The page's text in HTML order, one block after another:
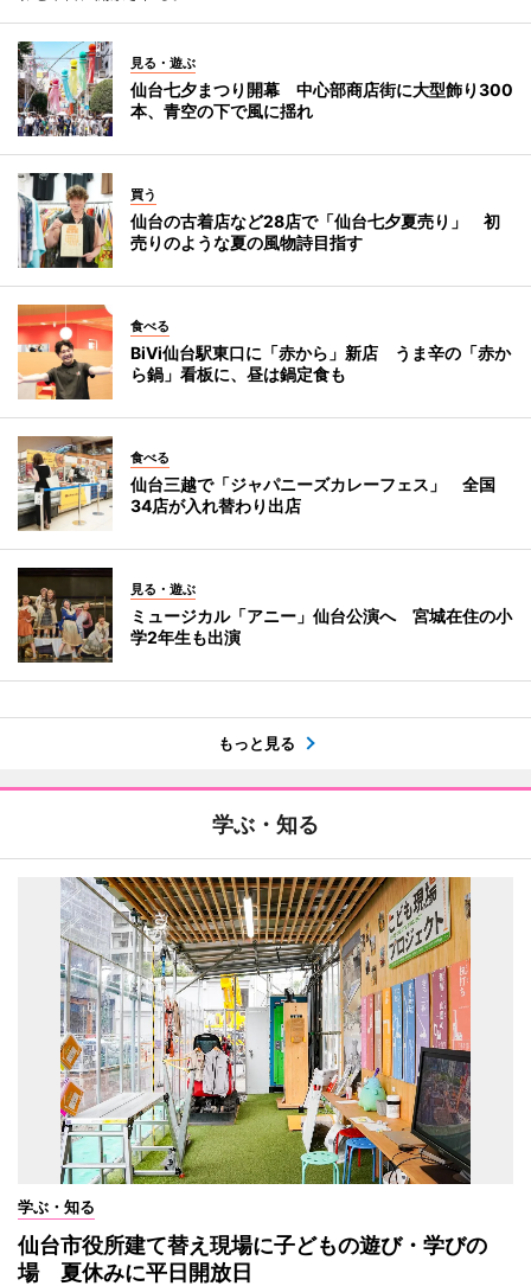
見る・遊ぶ
仙台七夕まつり開幕 中心部商店街に大型飾り300
本、青空の下で風に揺れ
買う
仙台の古着店など28店で「仙台七夕夏売り」 初
売りのような夏の風物詩目指す
食べる
BiVi仙台駅東口に「赤から」新店 うま辛の「赤か
ら鍋」看板に、昼は鍋定食も
食べる
仙台三越で「ジャパニーズカレーフェス」 全国
34店が入れ替わり出店
見る・遊ぶ
ミュージカル「アニー」仙台公演へ 宮城在住の小
学2年生も出演
もっと見る
学ぶ・知る
学ぶ・知る
仙台市役所建て替え現場に子どもの遊び・学びの
場 夏休みに平日開放日